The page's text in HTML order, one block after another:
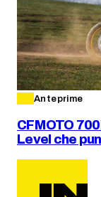
Anteprime
CFMOTO
Level che